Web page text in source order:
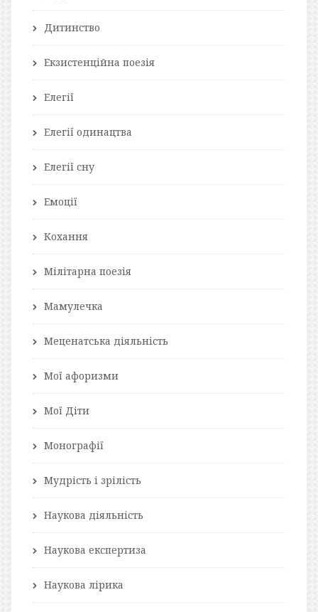
Дитинство
Екзистенційна поезія
Елегії
Елегії одинацтва
Елегії сну
Емоції
Кохання
Мілітарна поезія
Мамулечка
Меценатська діяльність
Мої афоризми
Мої Діти
Монографії
Мудрість і зрілість
Наукова діяльність
Наукова експертиза
Наукова лірика